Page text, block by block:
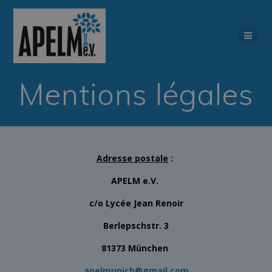
Mentions légales
Adresse postale :
APELM e.V.
c/o Lycée Jean Renoir
Berlepschstr. 3
81373 München